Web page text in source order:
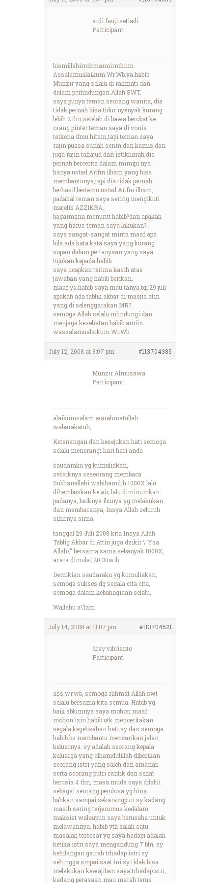
ardi fauji setiadi
Participant
bismillahirrohmannirrohiim.
Assalamualaikum.Wr.Wb.ya habib
Munzir yang selalu di rahmati dan
dalam perlindungan Allah SWT.
saya punya teman seorang wanita, dia
tidak pernah bisa tidur nyenyak kurang
lebih 2 thn,setelah di bawa berobat ke
orang pinter teman saya di vonis
terkena ilmu hitam,tapi teman saya
rajin puasa sunah senin dan kamis,dan
juga rajin tahajud dan istikharah,dia
pernah bercerita dalam mimipi nya
hanya ustad Arifin ilham yang bisa
membantunya,tapi dia tidak pernah
berhasil bertemu ustad Arifin ilham,
padahal teman saya sering mengikuti
majelis AZZIKRA.
bagaimana menurut habib?dan apakah
yang harus teman saya lakukan?.
saya sangat-sangat minta maaf apa
bila ada kata kata saya yang kurang
sopan dalam pertanyaan yang saya
tujukan kepada habib.
saya ucapkan terima kasih atas
jawaban yang habib berikan.
maaf ya habib saya mau tanya,tgl 29 juli
apakah ada tablik akbar di masjid atin
yang di selenggarakan MR?.
semoga Allah selalu mlindungi dan
menjaga kesehatan habib.amiin.
wassalamualaikum.Wr.Wb.
July 12, 2008 at 8:07 pm #113704385
Munzir Almusawa
Participant
alaikumsalam warahmatullah
wabarakatuh,
Ketenangan dan kesejukan hati semoga
selalu menerangi hari hari anda
saudaraku yg kumuliakan,
sebaiknya seseorang membaca
Subhanallahi wabihamdih 1000X lalu
dihembuskan ke air, lalu diminumkan
padanya, baiknya ibunya yg melakukan
dan membacanya, Insya Allah seluruh
sihirnya sirna.
tanggal 29 Juli 2008 kita Insya Allah
Tablig Akbar di Attin juga dzikir \"Yaa
Allah\" bersama sama sebanyak 1000X,
acara dimulai 20.30wib
Demikian saudaraku yg kumuliakan,
semoga sukses dg segala cita cita,
semoga dalam kebahagiaan selalu,
Wallahu a\’lam
July 14, 2008 at 11:07 pm #113704521
dray vibrianto
Participant
ass.wr.wb, semoga rahmat Allah swt
selalu bersama kita semua. Habib yg
baik sblumnya saya mohon maaf
mohon izin habib utk menceritakan
segala kegelisahan hati sy dan semoga
habib bs membantu mencarikan jalan
keluarnya. sy adalah seorang kepala
keluarga yang alhamdulillah diberikan
seorang istri yang saleh dan amanah
serta seorang putri cantik dan sehat
berusia 4 thn, masa muda saya dilalui
sebagai seorang pendosa yg hina
bahkan sampai sekarangpun sy kadang
masih sering terjerumus kedalam
maksiat walaupun saya berusaha untuk
melawannya. habib yth salah satu
masalah terbesar yg saya hadapi adalah
ketika istri saya mengandung 7 bln, sy
kehilangan gairah trhadap istri sy
sehingga smpai saat ini sy tidak bisa
melakukan kewajiban saya trhadapistri,
kadang perasaan mau marah terus